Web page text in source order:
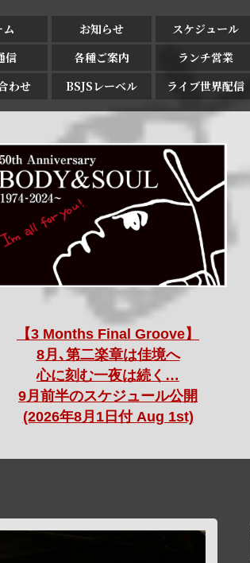
ム お知らせ スケジュール
信
各種ご案内 ランチ営業
わせ
BSJSレーベル ライブ世界配信
【3 Months Final Groove】
8月､第二楽章は佳境へ
心に刻む一夜は続く…
9月前半のスケジュール公開
(2026年8月1日付 Aug 1st)